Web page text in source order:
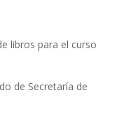
libros para el curso
de Secretaría de